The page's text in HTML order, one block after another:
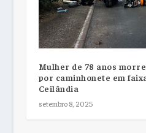
Mulher de 78 anos
por caminhonete em
Ceilândia
setembro 8, 2025